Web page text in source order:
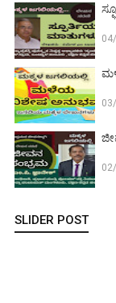
SLIDER POST